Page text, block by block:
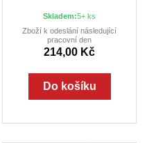
Skladem:5+ ks
Zboží k odeslání následující
pracovní den
214,00 Kč
Do košíku